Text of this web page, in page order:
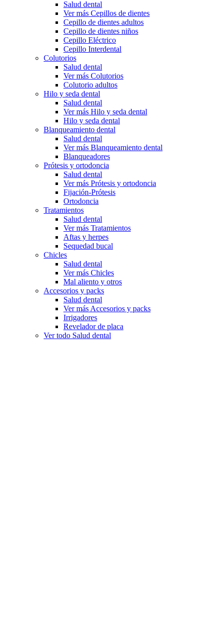
Salud dental
Ver más Cepillos de dientes
Cepillo de dientes adultos
Cepillo de dientes niños
Cepillo Eléctrico
Cepillo Interdental
Colutorios
Salud dental
Ver más Colutorios
Colutorio adultos
Hilo y seda dental
Salud dental
Ver más Hilo y seda dental
Hilo y seda dental
Blanqueamiento dental
Salud dental
Ver más Blanqueamiento dental
Blanqueadores
Prótesis y ortodoncia
Salud dental
Ver más Prótesis y ortodoncia
Fijación-Prótesis
Ortodoncia
Tratamientos
Salud dental
Ver más Tratamientos
Aftas y herpes
Sequedad bucal
Chicles
Salud dental
Ver más Chicles
Mal aliento y otros
Accesorios y packs
Salud dental
Ver más Accesorios y packs
Irrigadores
Revelador de placa
Ver todo Salud dental